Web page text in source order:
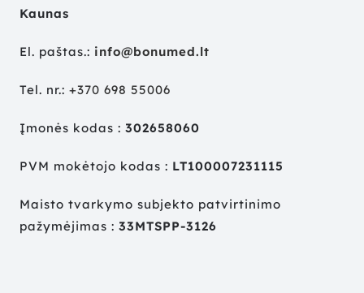
Kaunas
El. paštas.: info@bonumed.lt
Tel. nr.: +370 698 55006
Įmonės kodas : 302658060
PVM mokėtojo kodas : LT100007231115
Maisto tvarkymo subjekto patvirtinimo
pažymėjimas : 33MTSPP-3126